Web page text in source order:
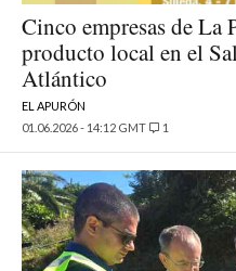
Cinco empresas de La
producto local en el
Atlántico
EL APURÓN
01.06.2026 - 14:12 GMT
1